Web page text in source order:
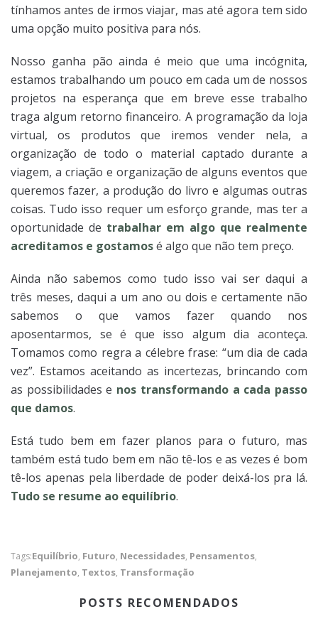
tínhamos antes de irmos viajar, mas até agora tem sido
uma opção muito positiva para nós.
Nosso ganha pão ainda é meio que uma incógnita,
estamos trabalhando um pouco em cada um de nossos
projetos na esperança que em breve esse trabalho
traga algum retorno financeiro. A programação da loja
virtual, os produtos que iremos vender nela, a
organização de todo o material captado durante a
viagem, a criação e organização de alguns eventos que
queremos fazer, a produção do livro e algumas outras
coisas. Tudo isso requer um esforço grande, mas ter a
oportunidade de trabalhar em algo que realmente
acreditamos e gostamosé algo que não tem preço.
Ainda não sabemos como tudo isso vai ser daqui a
três meses, daqui a um ano ou dois e certamente não
sabemos o que vamos fazer quando nos
aposentarmos, se é que isso algum dia aconteça.
Tomamos como regra a célebre frase: “um dia de cada
vez”. Estamos aceitando as incertezas, brincando com
as possibilidades e nos transformando a cada passo
que damos.
Está tudo bem em fazer planos para o futuro, mas
também está tudo bem em não tê-los e as vezes é bom
tê-los apenas pela liberdade de poder deixá-los pra lá.
Tudo se resume ao equilíbrio.
Tags:Equilíbrio, Futuro, Necessidades, Pensamentos,
Planejamento, Textos, Transformação
POSTS RECOMENDADOS